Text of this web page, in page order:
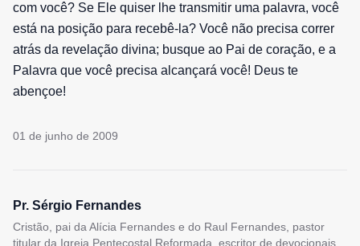
com você? Se Ele quiser lhe transmitir uma palavra, você
está na posição para recebê-la? Você não precisa correr
atrás da revelação divina; busque ao Pai de coração, e a
Palavra que você precisa alcançará você! Deus te
abençoe!
01 de junho de 2009
Pr. Sérgio Fernandes
Cristão, pai da Alícia Fernandes e do Raul Fernandes, pastor
titular da Igreja Pentecostal Reformada, escritor de devocionais,